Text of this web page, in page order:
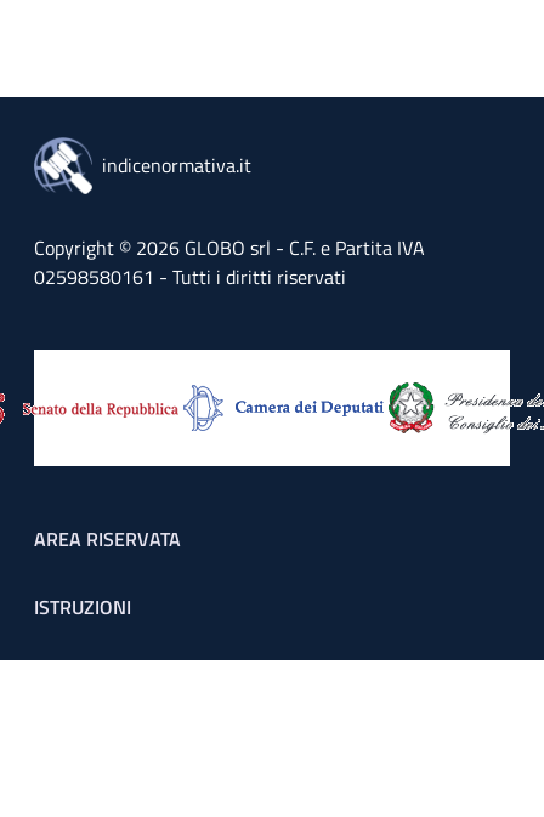
indicenormativa.it
Copyright © 2026 GLOBO srl - C.F. e Partita IVA
02598580161 - Tutti i diritti riservati
Footer menu
AREA RISERVATA
ISTRUZIONI